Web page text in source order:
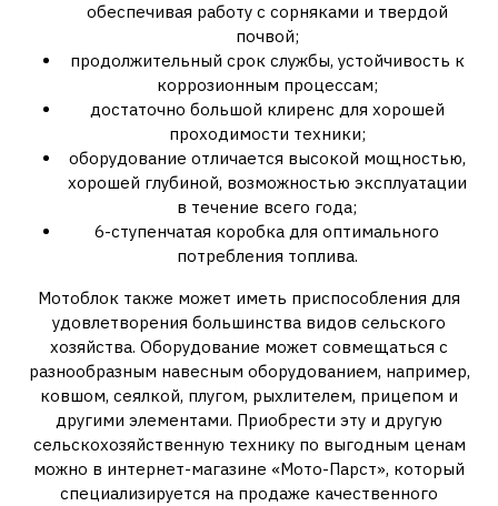
обеспечивая работу с сорняками и твердой
почвой;
продолжительный срок службы, устойчивость к
коррозионным процессам;
достаточно большой клиренс для хорошей
проходимости техники;
оборудование отличается высокой мощностью,
хорошей глубиной, возможностью эксплуатации
в течение всего года;
6-ступенчатая коробка для оптимального
потребления топлива.
Мотоблок также может иметь приспособления для
удовлетворения большинства видов сельского
хозяйства. Оборудование может совмещаться с
разнообразным навесным оборудованием, например,
ковшом, сеялкой, плугом, рыхлителем, прицепом и
другими элементами. Приобрести эту и другую
сельскохозяйственную технику по выгодным ценам
можно в интернет-магазине «Мото-Парст», который
специализируется на продаже качественного